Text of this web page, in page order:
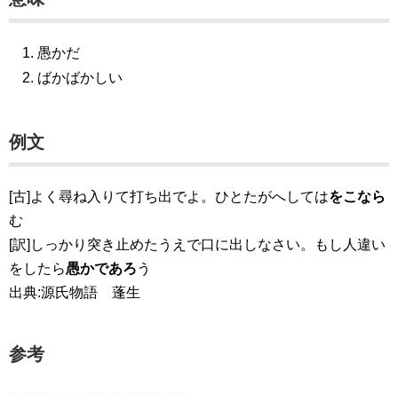
愚かだ
ばかばかしい
例文
[古]よく尋ね入りて打ち出でよ。ひとたがへしてはをこなら
む
[訳]しっかり突き止めたうえで口に出しなさい。もし人違い
をしたら愚かであろ う
出典:源氏物語 蓬生
参考